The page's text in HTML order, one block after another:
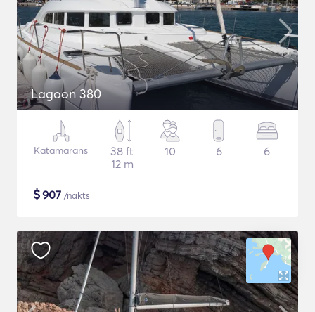
Lagoon 380
Katamarāns
38 ft
12 m
10 6 6
$907 /nakts